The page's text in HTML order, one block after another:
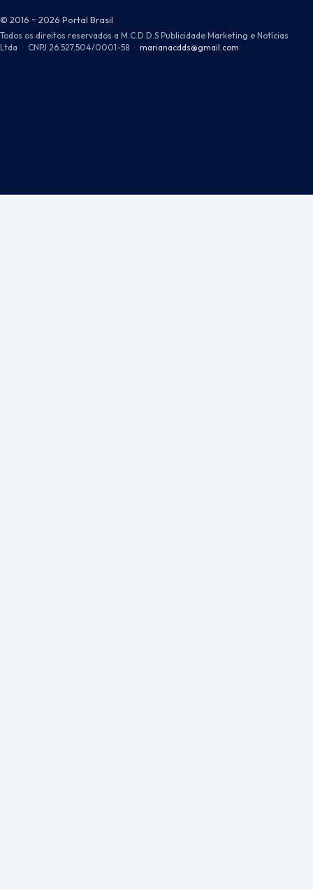
© 2016 ~ 2026 Portal Brasil
Todos os direitos reservados a M.C.D.D.S Publicidade Marketing e Notícias
Ltda · CNPJ 26.527.504/0001-58 · marianacdds@gmail.com